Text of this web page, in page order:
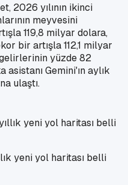
2026 yılının ikinci
meyvesini
119,8 milyar dolara,
bir artışla 112,1 milyar
yüzde 82
Gemini'ın aylık
ulaştı.
yeni yol haritası belli